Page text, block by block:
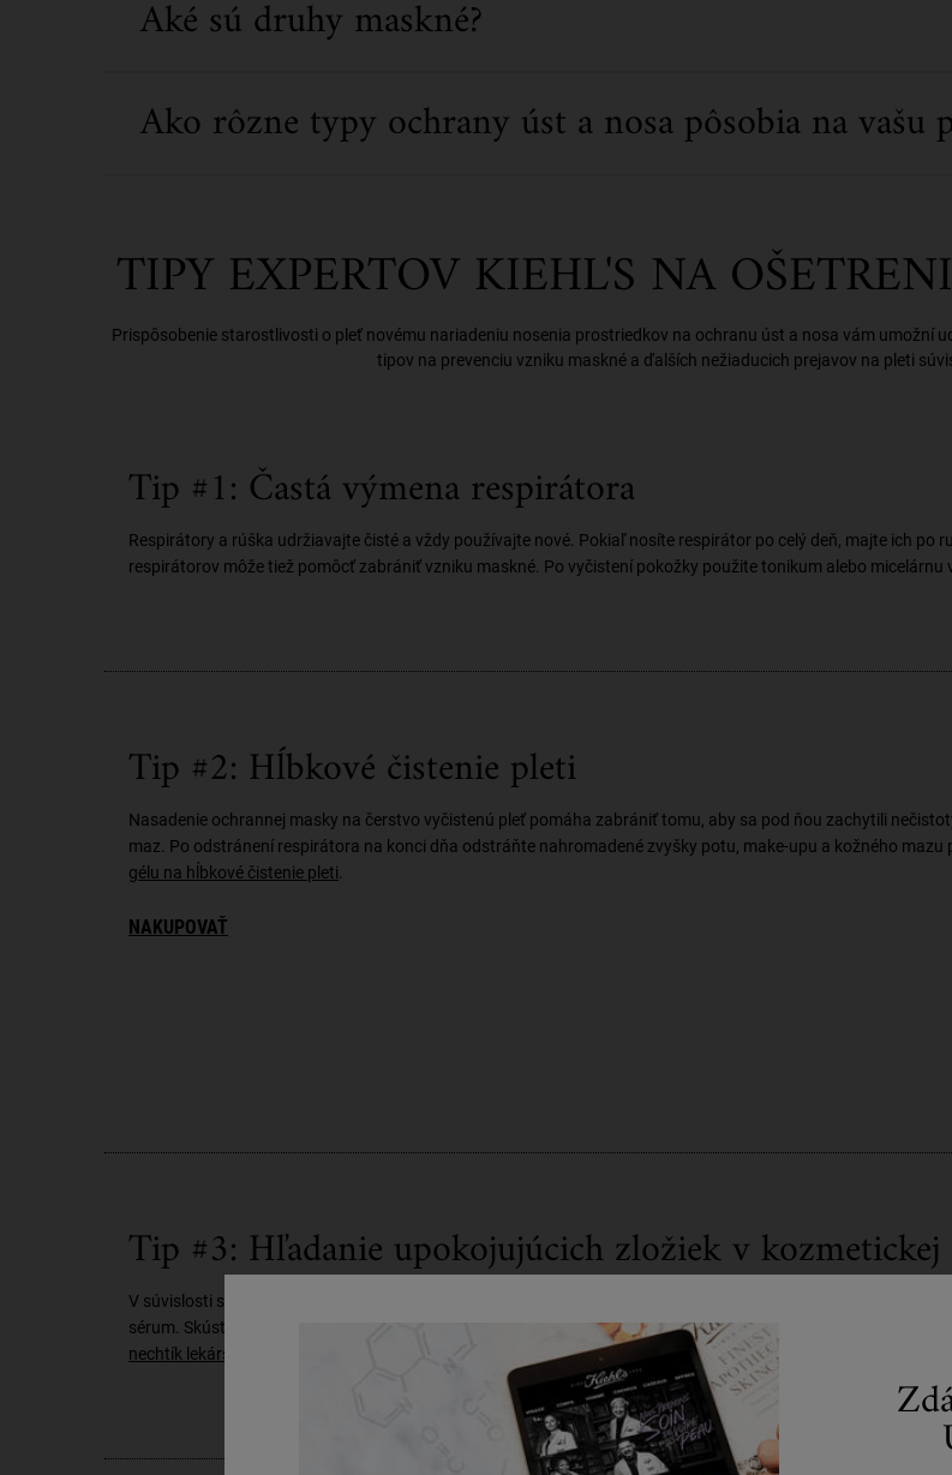
Aké sú druhy maskné?
Ako rôzne typy ochrany úst a nosa pôsobia na vašu
TIPY EXPERTOV KIEHL'S NA
Prispôsobenie starostlivosti o pleť novému nariadeniu nosenia prostriedkov na ochranu úst a nosa vám umožní
tipov na prevenciu vzniku maskné a ďalších nežiaducich prejavov na pleti
Tip #1: Častá výmena respirátora
Respirátory a rúška udržiavajte čisté a vždy používajte nové. Pokiaľ nosíte respirátor po celý deň, majte ich po
respirátorov môže tiež pomôcť zabrániť vzniku maskné. Po vyčistení pokožky použite tonikum alebo micelárnu
Tip #2: Hĺbkové čistenie pleti
Nasadenie ochrannej masky na čerstvo vyčistenú pleť pomáha zabrániť tomu, aby sa pod ňou zachytili
maz. Po odstránení respirátora na konci dňa odstráňte nahromadené zvyšky potu, make-upu a kožného mazu
gélu na hĺbkové čistenie pleti
NAKUPOVAŤ
Tip #3: Hľadanie upokojujúcich zložiek v
V súvislosti s ďalším stresom spojeným s každodenným nosením rúška či respirátora možno nemáte čas
sérum. Skúste sa však poobzerať po produktoch so šetrnými ingredienciami, o ktorých je známe, že majú
nechtík lekársky